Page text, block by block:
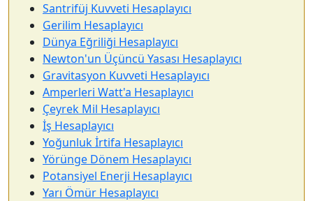
Santrifüj Kuvveti Hesaplayıcı
Gerilim Hesaplayıcı
Dünya Eğriliği Hesaplayıcı
Newton'un Üçüncü Yasası Hesaplayıcı
Gravitasyon Kuvveti Hesaplayıcı
Amperleri Watt'a Hesaplayıcı
Çeyrek Mil Hesaplayıcı
İş Hesaplayıcı
Yoğunluk İrtifa Hesaplayıcı
Yörünge Dönem Hesaplayıcı
Potansiyel Enerji Hesaplayıcı
Yarı Ömür Hesaplayıcı